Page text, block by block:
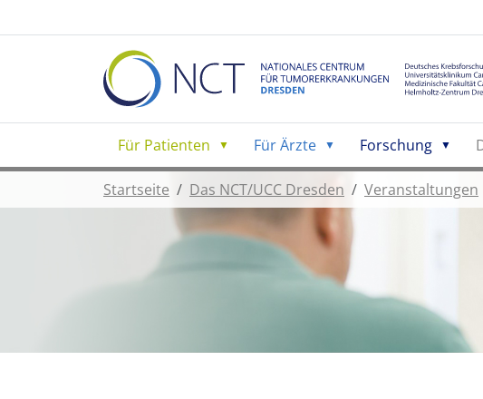
Für Patienten Für Ärzte Forschung
Startseite
Das NCT/UCC Dresden Veranstaltungen